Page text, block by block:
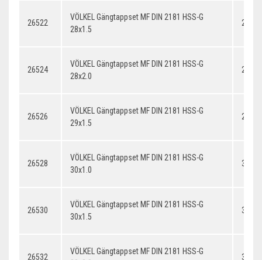
26522
VÖLKEL Gängtappset MF DIN 2181 HSS-G
28x1.5
26524
VÖLKEL Gängtappset MF DIN 2181 HSS-G
28x2.0
26526
VÖLKEL Gängtappset MF DIN 2181 HSS-G
29x1.5
26528
VÖLKEL Gängtappset MF DIN 2181 HSS-G
30x1.0
26530
VÖLKEL Gängtappset MF DIN 2181 HSS-G
30x1.5
26532
VÖLKEL Gängtappset MF DIN 2181 HSS-G